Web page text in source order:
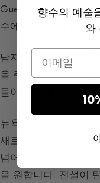
Guerlain의 아내인
수에 열광했습니다.
남자들은 그녀의 아름
을 주목하고, 여자들
들이었습니다!
뉴욕 전보: Shalimar
새로운 향수 회사라고
넘어 열풍입니다. 뉴욕
을 원합니다. 전설이
향수의 예술
와
Email